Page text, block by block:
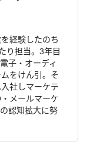
経験したのち
り担当。3年目
子・オーディ
をけん引。そ
社しマーケテ
メールマーケ
認知拡大に努